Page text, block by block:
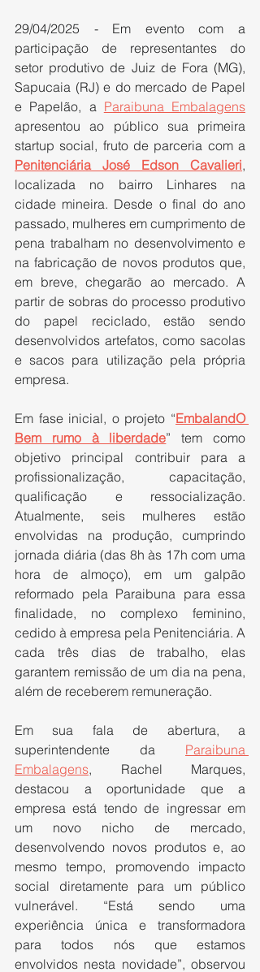
29/04/2025 - Em evento com a
participação de representantes do
setor produtivo de Juiz de Fora (MG),
Sapucaia (RJ) e do mercado de Papel
e Papelão, a Paraibuna Embalagens
apresentou ao público sua primeira
Penitenciária José Edson Cavalieri,
localizada no bairro Linhares na
cidade mineira. Desde o final do ano
passado, mulheres em cumprimento de
pena trabalham no desenvolvimento e
na fabricação de novos produtos que,
em breve, chegarão ao mercado. A
partir de sobras do processo produtivo
do papel reciclado, estão sendo
desenvolvidos artefatos, como sacolas
e sacos para utilização pela própria
empresa.
Em fase inicial, o projeto “EmbalandO
Bem rumo à liberdade” tem como
objetivo principal contribuir para a
profissionalização, capacitação,
qualificação e ressocialização.
Atualmente, seis mulheres estão
envolvidas na produção, cumprindo
jornada diária (das 8h às 17h com uma
hora de almoço), em um galpão
reformado pela Paraibuna para essa
finalidade, no complexo feminino,
cedido à empresa pela Penitenciária. A
cada três dias de trabalho, elas
garantem remissão de um dia na pena,
além de receberem remuneração.
Em sua fala de abertura, a
superintendente da Paraibuna
Embalagens, Rachel Marques,
destacou a oportunidade que a
empresa está tendo de ingressar em
um novo nicho de mercado,
desenvolvendo novos produtos e, ao
mesmo tempo, promovendo impacto
social diretamente para um público
vulnerável. “Está sendo uma
experiência única e transformadora
para todos nós que estamos
envolvidos nesta novidade”, observou